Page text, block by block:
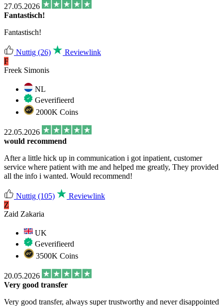
27.05.2026
Fantastisch!
Fantastisch!
Nuttig (26)
Reviewlink
F
Freek Simonis
NL
Geverifieerd
2000K Coins
22.05.2026
would recommend
After a little hick up in communication i got inpatient, customer
service where patient with me and helped me greatly, They provided
all the info i wanted. Would recommend!
Nuttig (105)
Reviewlink
Z
Zaid Zakaria
UK
Geverifieerd
3500K Coins
20.05.2026
Very good transfer
Very good transfer, always super trustworthy and never disappointed